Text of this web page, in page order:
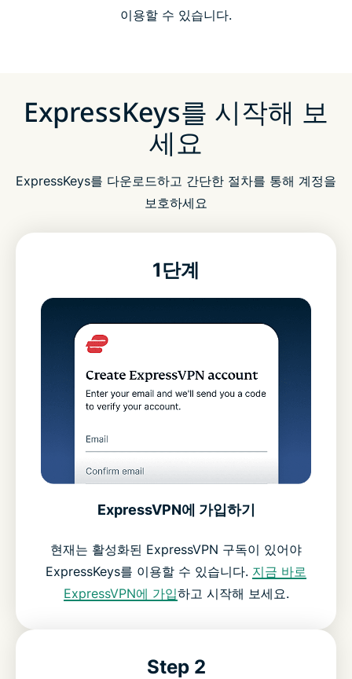
이용할 수 있습니다.
ExpressKeys를 시작해 보
세요
ExpressKeys를 다운로드하고 간단한 절차를 통해 계정을
보호하세요
1단계
ExpressVPN에 가입하기
현재는 활성화된 ExpressVPN 구독이 있어야
ExpressKeys를 이용할 수 있습니다. 지금 바로
ExpressVPN에 가입하고 시작해 보세요.
Step 2